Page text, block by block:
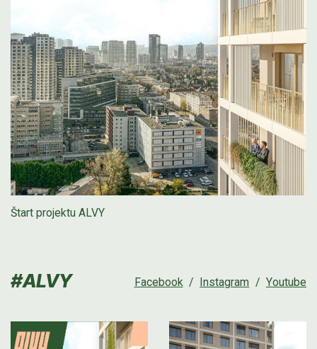
Štart projektu ALVY
#ALVY Facebook / Instagram / Youtube